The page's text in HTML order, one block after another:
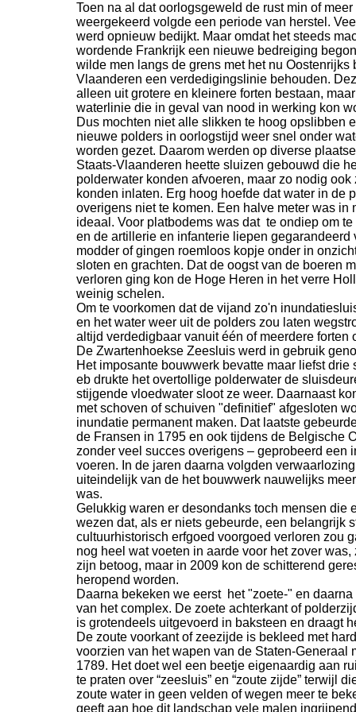
Toen na al dat oorlogsgeweld de rust min of meer
weergekeerd volgde een periode van herstel.
werd opnieuw bedijkt. Maar omdat het steeds
wordende Frankrijk een nieuwe bedreiging
wilde men langs de grens met het nu Oostenrijks
Vlaanderen een verdedigingslinie behouden.
alleen uit grotere en kleinere forten bestaan,
waterlinie die in geval van nood in werking kon
Dus mochten niet alle slikken te hoog opslibben
nieuwe polders in oorlogstijd weer snel onder
worden gezet. Daarom werden op diverse
Staats-Vlaanderen heette sluizen gebouwd die
polderwater konden afvoeren, maar zo nodig ook
konden inlaten. Erg hoog hoefde dat water in de
overigens niet te komen. Een halve meter was in
ideaal. Voor platbodems was dat te ondiep om
en de artillerie en infanterie liepen gegarandeerd
modder of gingen roemloos kopje onder in
sloten en grachten. Dat de oogst van de boeren
verloren ging kon de Hoge Heren in het verre
weinig schelen.
Om te voorkomen dat de vijand zo'n
en het water weer uit de polders zou laten
altijd verdedigbaar vanuit één of meerdere forten
De Zwartenhoekse Zeesluis werd in gebruik
Het imposante bouwwerk bevatte maar liefst drie
eb drukte het overtollige polderwater de
stijgende vloedwater sloot ze weer. Daarnaast
met schoven of schuiven "definitief" afgesloten
inundatie permanent maken. Dat laatste
de Fransen in 1795 en ook tijdens de Belgische
zonder veel succes overigens – geprobeerd een
voeren. In de jaren daarna volgden
uiteindelijk van de het bouwwerk nauwelijks
was.
Gelukkig waren er desondanks toch mensen die
wezen dat, als er niets gebeurde, een belangrijk
cultuurhistorisch erfgoed voorgoed verloren zou
nog heel wat voeten in aarde voor het zover was,
zijn betoog, maar in 2009 kon de schitterend
heropend worden.
Daarna bekeken we eerst het "zoete-" en daarna
van het complex. De zoete achterkant of
is grotendeels uitgevoerd in baksteen en draagt
De zoute voorkant of zeezijde is bekleed met
voorzien van het wapen van de Staten-Generaal
1789. Het doet wel een beetje eigenaardig aan
te praten over “zeesluis” en “zoute zijde” terwijl
zoute water in geen velden of wegen meer te
geeft aan hoe dit landschap vele malen